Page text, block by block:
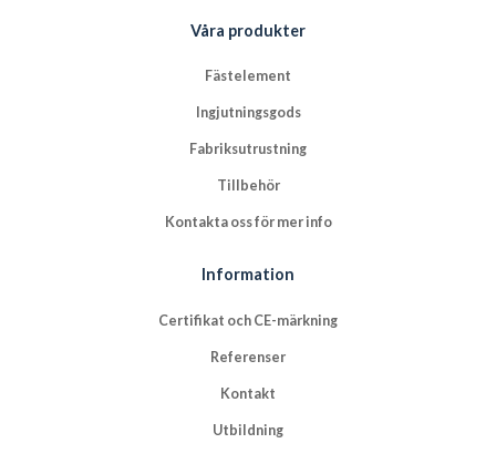
Våra produkter
Fästelement
Ingjutningsgods
Fabriksutrustning
Tillbehör
Kontakta oss för mer info
Information
Certifikat och CE-märkning
Referenser
Kontakt
Utbildning